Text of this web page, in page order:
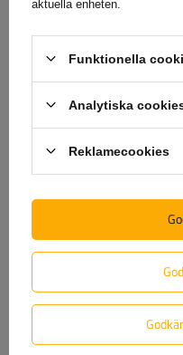
Recensioner(0)
Skriv ditt
Ditt omdöme
aktuella enheten.
Funktionella
Analytiska
Reklamecookies